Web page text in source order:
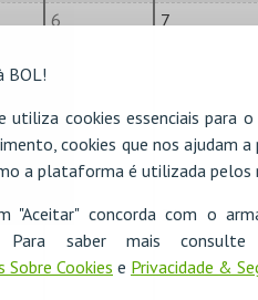
BOL!
utiliza cookies essenciais para
cookies que nos ajudam
a plataforma é utilizada pelos
"Aceitar" concorda com o
Para saber mais
Cookies e Privacidade &
6 7
13 14
20 21